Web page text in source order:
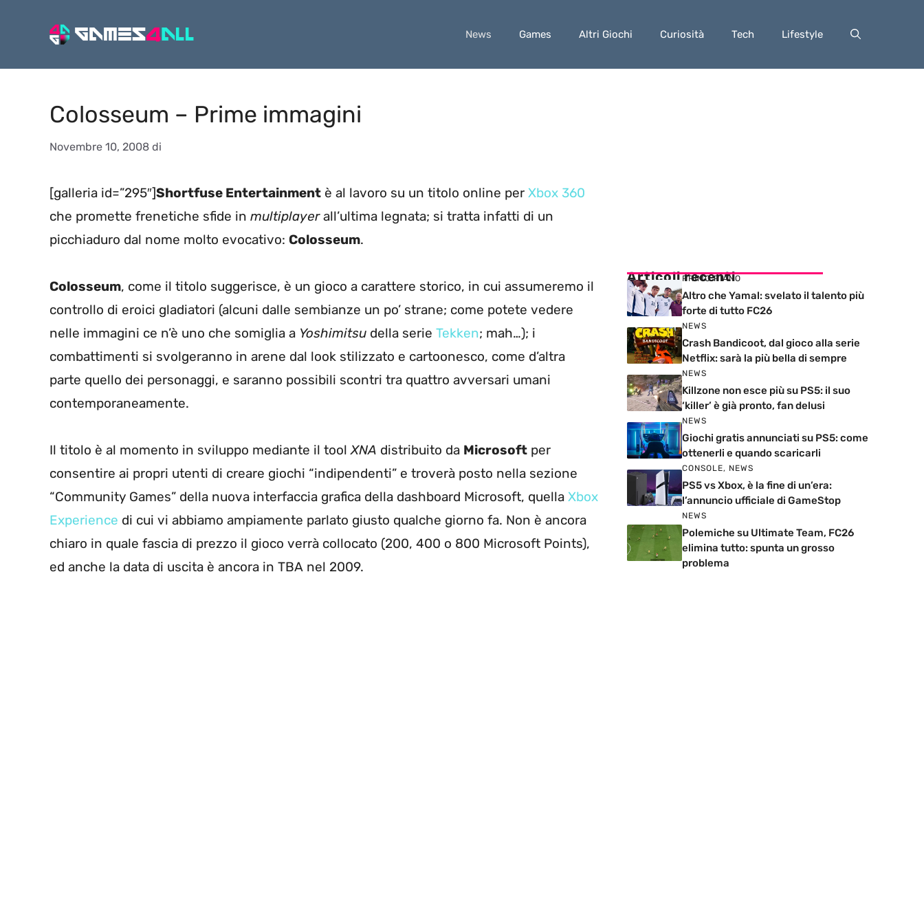
News Games Altri Giochi Curiosità Tech Lifestyle
Colosseum – Prime immagini
Novembre 10, 2008 di
[galleria id=”295″]Shortfuse Entertainment è al lavoro su un titolo online per Xbox 360
che promette frenetiche sfide in multiplayerall’ultima legnata; si tratta infatti di un
picchiaduro dal nome molto evocativo: Colosseum.
Colosseum, come il titolo suggerisce, è un gioco a carattere storico, in cui assumeremo il
controllo di eroici gladiatori (alcuni dalle sembianze un po’ strane; come potete vedere
nelle immagini ce n’è uno che somiglia a Yoshimitsu della serie Tekken; mah…); i
combattimenti si svolgeranno in arene dal look stilizzato e cartoonesco, come d’altra
parte quello dei personaggi, e saranno possibili scontri tra quattro avversari umani
contemporaneamente.
Il titolo è al momento in sviluppo mediante il toolXNA distribuito da Microsoft per
consentire ai propri utenti di creare giochi “indipendenti” e troverà posto nella sezione
“Community Games” della nuova interfaccia grafica della dashboard Microsoft, quella Xbox
Experience di cui vi abbiamo ampiamente parlato giusto qualche giorno fa. Non è ancora
chiaro in quale fascia di prezzo il gioco verrà collocato (200, 400 o 800 Microsoft Points),
ed anche la data di uscita è ancora in TBA nel 2009.
Articoli recenti
PRIMO PIANO
Altro che Yamal: svelato il talento più
forte di tutto FC26
NEWS
Crash Bandicoot, dal gioco alla serie
Netflix: sarà la più bella di sempre
NEWS
Killzone non esce più su PS5: il suo
‘killer’ è già pronto, fan delusi
NEWS
Giochi gratis annunciati su PS5: come
ottenerli e quando scaricarli
CONSOLE, NEWS
PS5 vs Xbox, è la fine di un’era:
l’annuncio ufficiale di GameStop
NEWS
Polemiche su Ultimate Team, FC26
elimina tutto: spunta un grosso
problema